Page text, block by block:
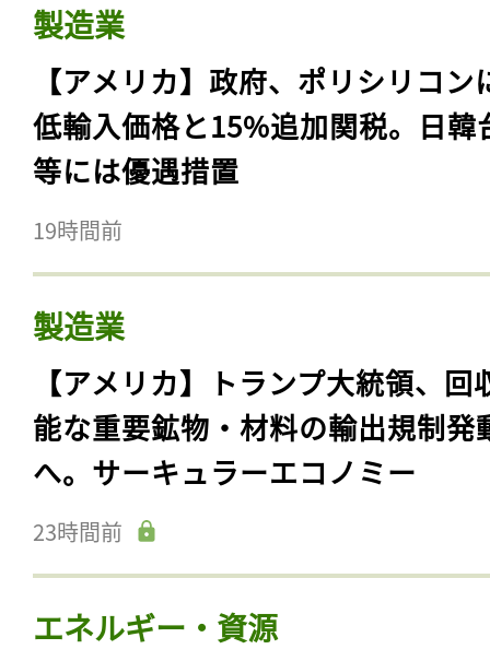
製造業
【アメリカ】政府、ポリシリコン
低輸入価格と15%追加関税。日韓
等には優遇措置
19時間前
製造業
【アメリカ】トランプ大統領、回
能な重要鉱物・材料の輸出規制発
へ。サーキュラーエコノミー
23時間前
エネルギー・資源